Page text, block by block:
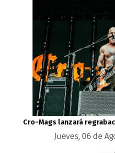
Cro-Mags lanzará
Jueves, 06 de